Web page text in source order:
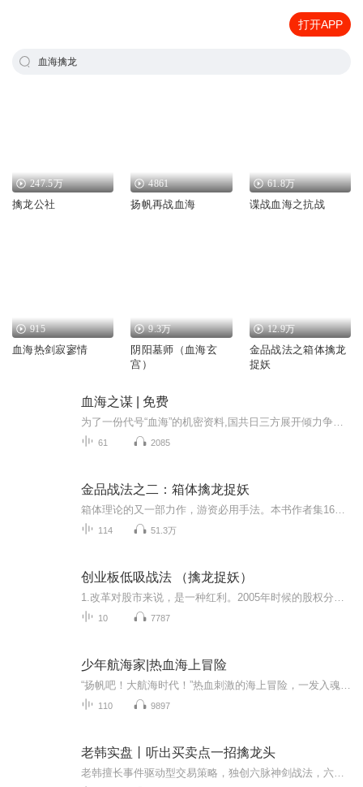
打开APP
血海擒龙
247.5万
擒龙公社
4861
扬帆再战血海
61.8万
谍战血海之抗战
915
血海热剑寂寥情
9.3万
阴阳墓师（血海玄
宫）
12.9万
金品战法之箱体擒龙
捉妖
血海之谋 | 免费
61 2085
金品战法之二：箱体擒龙捉妖
114 51.3万
创业板低吸战法 （擒龙捉妖）
10 7787
少年航海家|热血海上冒险
110 9897
老韩实盘丨听出买卖点一招擒龙头